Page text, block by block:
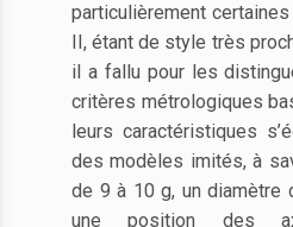
particulièrement
II, étant de style très
il a fallu pour les
critères métrologiques
leurs caractéristiques
des modèles imités, à
de 9 à 10 g, un diamètre
une position des